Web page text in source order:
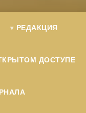
РЕДАКЦИЯ
ДОСТУПЕ